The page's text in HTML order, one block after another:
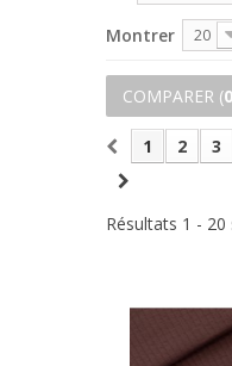
Montrer 20
COMPARER (0
1 2 3
Résultats 1 - 20